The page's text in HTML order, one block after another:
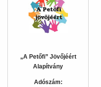
„A Petőfi” Jövőjéért
Alapítvány
Adószám: